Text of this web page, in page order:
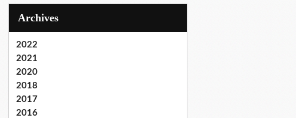
Archives
2022
2021
2020
2018
2017
2016